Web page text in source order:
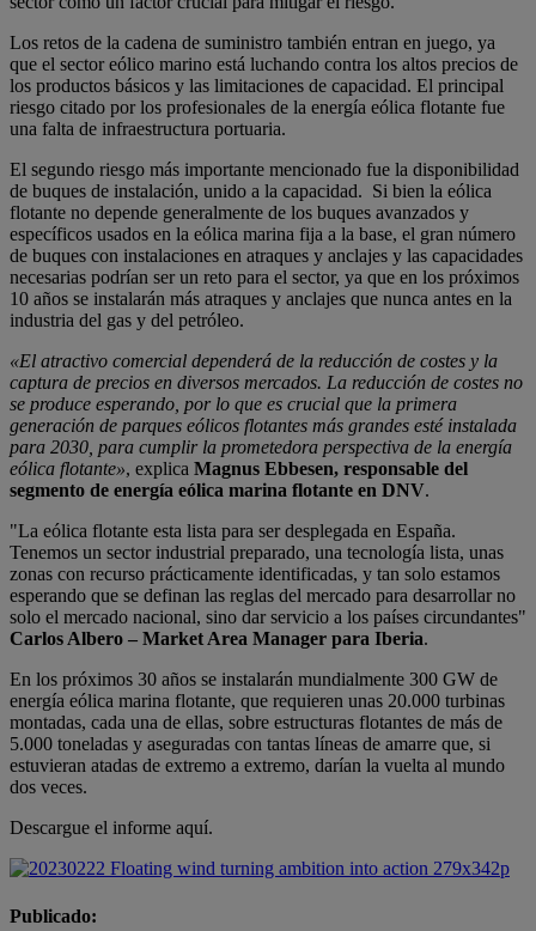
Los retos de la cadena de suministro también entran en juego, ya
que el sector eólico marino está luchando contra los altos precios de
los productos básicos y las limitaciones de capacidad. El principal
riesgo citado por los profesionales de la energía eólica flotante fue
una falta de infraestructura portuaria.
El segundo riesgo más importante mencionado fue la disponibilidad
de buques de instalación, unido a la capacidad. Si bien la eólica
flotante no depende generalmente de los buques avanzados y
específicos usados en la eólica marina fija a la base, el gran número
de buques con instalaciones en atraques y anclajes y las capacidades
necesarias podrían ser un reto para el sector, ya que en los próximos
10 años se instalarán más atraques y anclajes que nunca antes en la
industria del gas y del petróleo.
«El atractivo comercial dependerá de la reducción de costes y la
captura de precios en diversos mercados. La reducción de costes no
se produce esperando, por lo que es crucial que la primera
generación de parques eólicos flotantes más grandes esté instalada
para 2030, para cumplir la prometedora perspectiva de la energía
eólica flotante», explica Magnus Ebbesen, responsable del
segmento de energía eólica marina flotante en DNV.
"La eólica flotante esta lista para ser desplegada en España.
Tenemos un sector industrial preparado, una tecnología lista, unas
zonas con recurso prácticamente identificadas, y tan solo estamos
esperando que se definan las reglas del mercado para desarrollar no
solo el mercado nacional, sino dar servicio a los países circundantes"
Carlos Albero – Market Area Manager para Iberia.
En los próximos 30 años se instalarán mundialmente 300 GW de
energía eólica marina flotante, que requieren unas 20.000 turbinas
montadas, cada una de ellas, sobre estructuras flotantes de más de
5.000 toneladas y aseguradas con tantas líneas de amarre que, si
estuvieran atadas de extremo a extremo, darían la vuelta al mundo
dos veces.
Descargue el informe aquí.
Publicado: